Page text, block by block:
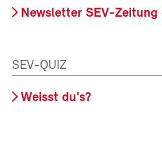
Newsletter SEV-Zeitung
SEV-QUIZ
Weisst du's?